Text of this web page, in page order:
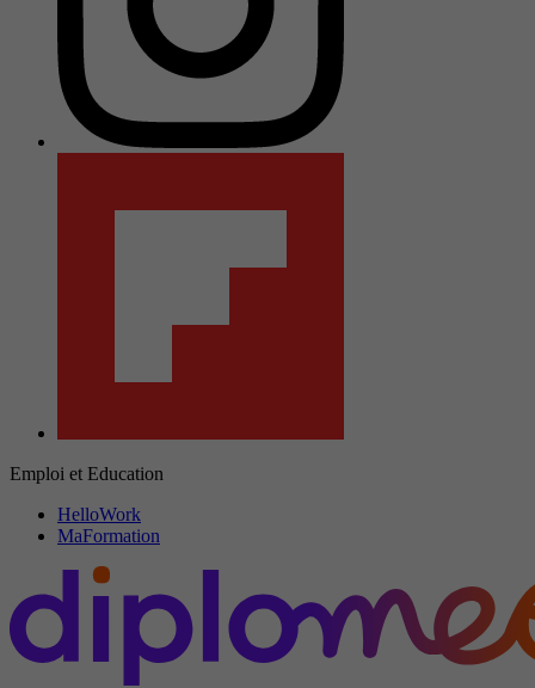
Emploi et Education
HelloWork
MaFormation